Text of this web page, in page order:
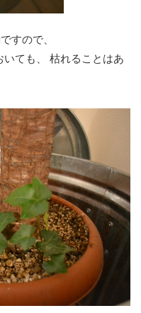
すので、
ても、 枯れることはあ